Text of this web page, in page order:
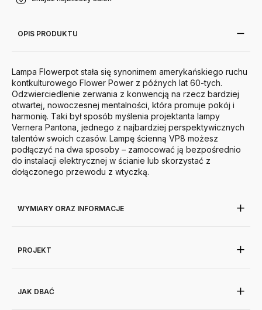
OPIS PRODUKTU
Lampa Flowerpot stała się synonimem amerykańskiego ruchu
kontkulturowego Flower Power z późnych lat 60-tych.
Odzwierciedlenie zerwania z konwencją na rzecz bardziej
otwartej, nowoczesnej mentalności, która promuje pokój i
harmonię. Taki był sposób myślenia projektanta lampy
Vernera Pantona, jednego z najbardziej perspektywicznych
talentów swoich czasów. Lampę ścienną VP8 możesz
podłączyć na dwa sposoby – zamocować ją bezpośrednio
do instalacji elektrycznej w ścianie lub skorzystać z
dołączonego przewodu z wtyczką.
WYMIARY ORAZ INFORMACJE
PROJEKT
JAK DBAĆ